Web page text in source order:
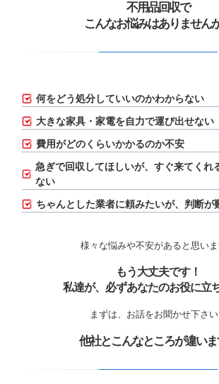
不用品回収で
こんなお悩みはありません
何をどう処分していいのかわからない
大きな家具・家電を自力で運び出せない
費用がどのくらいかかるのか不安
急ぎで回収してほしいが、すぐ来てくれ
ない
ちゃんとした業者に頼みたいが、判断が
様々な悩みや不安があると思いま
もう大丈夫です！
私達が、必ずあなたのお役に立
まずは、お話をお聞かせ下さい
他社とこんなところが違いま